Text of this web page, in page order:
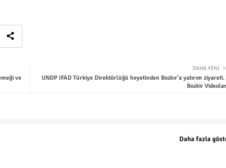
DAHA YENI
UNDP IFAD Türkiye Direktörlüğü heyetinden Bozkır’a yatırım ziyareti.
Bozkir
ve
Daha fazla